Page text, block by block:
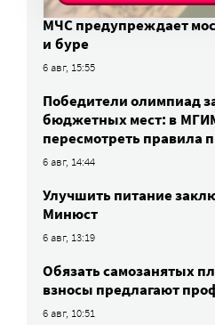
МЧС предупреждает
и буре
6 авг, 15:55
Победители олимпиад
бюджетных мест: в
пересмотреть правила
6 авг, 14:44
Улучшить питание
Минюст
6 авг, 13:19
Обязать самозанятых
взносы предлагают
6 авг, 10:51